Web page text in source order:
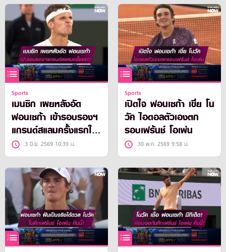
Sports
เมนซิก เผยหลังอัด
ฟอนเซก้า เข้ารอบรองฯ
แกรนด์สแลมครั้งแรกใน
ชีวิต3 มิ.ย. 2569 10:39 น.
Sports
เปิดใจ ฟอนเซก้า เขี่ย โน
วัค ไอดอลตัวเองตก
รอบเฟร้นช์ โอเพ่น
30 พ.ค. 2569 9:58 น.